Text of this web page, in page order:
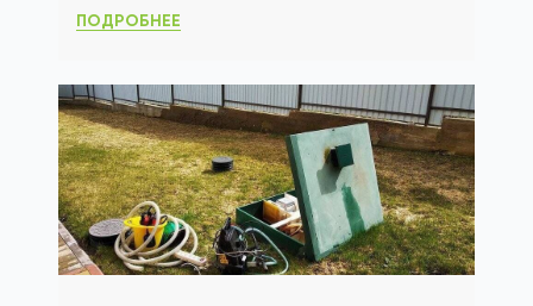
ПОДРОБНЕЕ